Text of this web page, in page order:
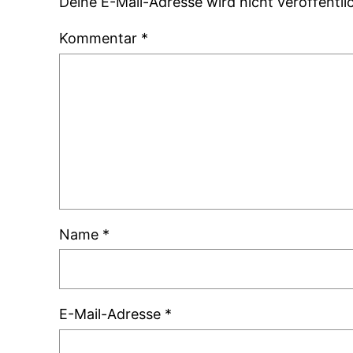
Kommentar *
Name *
E-Mail-Adresse *